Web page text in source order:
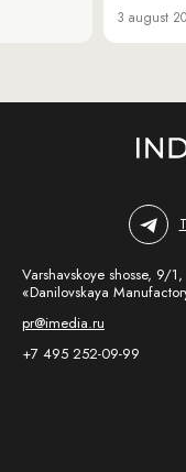
3 august
Varshavskoye shosse, 9/1,
«Danilovskaya
pr@imedia.ru
+7 495 252-09-99